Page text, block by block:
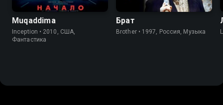
Muqaddima
Inception • 2010, США,
Фантастика
Брат
Brother • 1997, Россия, Музыка